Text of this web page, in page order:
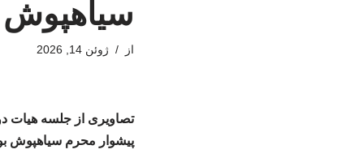
از ژوئن 14, 2026
تصاویری از جلسه هیات
پیشوار محرم سیاهپوش